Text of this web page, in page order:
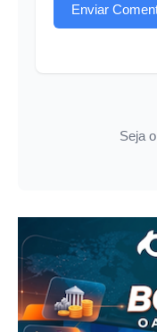
Enviar
Seja